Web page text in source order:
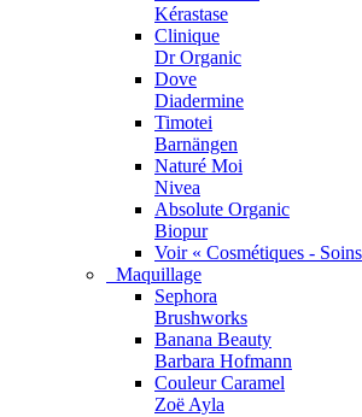
Kérastase
Clinique
Dr Organic
Dove
Diadermine
Timotei
Barnängen
Naturé Moi
Nivea
Absolute Organic
Biopur
Voir « Cosmétiques -
Maquillage
Sephora
Brushworks
Banana Beauty
Barbara Hofmann
Couleur Caramel
Zoë Ayla